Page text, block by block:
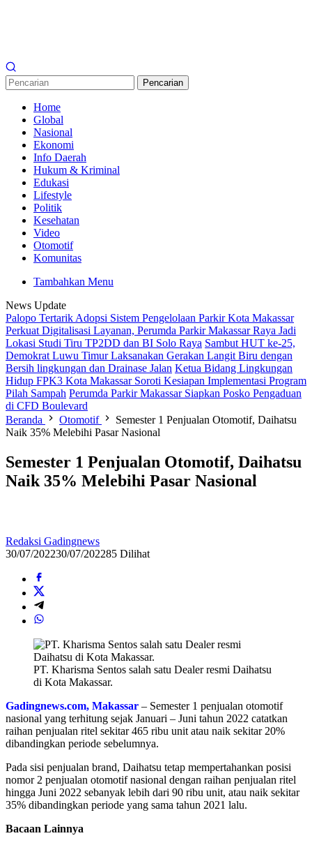
Pencarian
Home
Global
Nasional
Ekonomi
Info Daerah
Hukum & Kriminal
Edukasi
Lifestyle
Politik
Kesehatan
Video
Otomotif
Komunitas
Tambahkan Menu
News Update
Palopo Tertarik Adopsi Sistem Pengelolaan Parkir Kota Makassar
Perkuat Digitalisasi Layanan, Perumda Parkir Makassar Raya Jadi
Lokasi Studi Tiru TP2DD dan BI Solo Raya Sambut HUT ke-25,
Demokrat Luwu Timur Laksanakan Gerakan Langit Biru dengan
Bersih lingkungan dan Drainase Jalan Ketua Bidang Lingkungan
Hidup FPK3 Kota Makassar Soroti Kesiapan Implementasi Program
Pilah Sampah Perumda Parkir Makassar Siapkan Posko Pengaduan
di CFD Boulevard
Beranda
Otomotif
Semester 1 Penjualan Otomotif, Daihatsu
Naik 35% Melebihi Pasar Nasional
Semester 1 Penjualan Otomotif, Daihatsu
Naik 35% Melebihi Pasar Nasional
Redaksi Gadingnews
30/07/202230/07/202285 Dilihat
PT. Kharisma Sentos salah satu Dealer resmi Daihatsu
di Kota Makassar.
Gadingnews.com, Makassar – Semester 1 penjualan otomotif
nasional yang terhitung sejak Januari – Juni tahun 2022 catatkan
raihan penjualan ritel sekitar 465 ribu unit atau naik sekitar 20%
dibandingkan periode sebelumnya.
Pada sisi penjualan brand, Daihatsu tetap mempertahankan posisi
nomor 2 penjualan otomotif nasional dengan raihan penjualan ritel
hingga Juni 2022 sebanyak lebih dari 90 ribu unit, atau naik sekitar
35% dibandingkan periode yang sama tahun 2021 lalu.
Bacaan Lainnya